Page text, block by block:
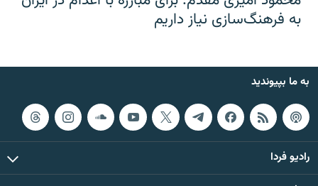
به فرهنگ‌سازی نیاز داریم
به ما بپیوندید
رادیو فردا